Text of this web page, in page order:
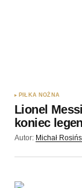
PIŁKA NOŻNA
Lionel
koniec
Autor: Michał